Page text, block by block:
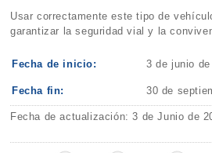
Usar correctamente este tipo de
garantizar la seguridad vial y la
Fecha de inicio: 3 de junio de
Fecha fin: 30 de
Fecha de actualización: 3 de Junio de